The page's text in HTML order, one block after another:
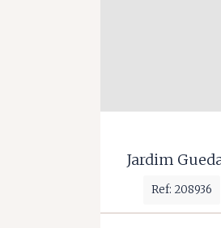
Jardim
Ref: 208936